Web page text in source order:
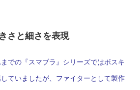
さと細さを表現
の『スマブラ』シリーズではボスキ
ていましたが、ファイターとして製作